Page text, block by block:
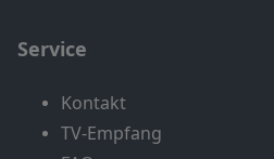
Service
Kontakt
TV-Empfang